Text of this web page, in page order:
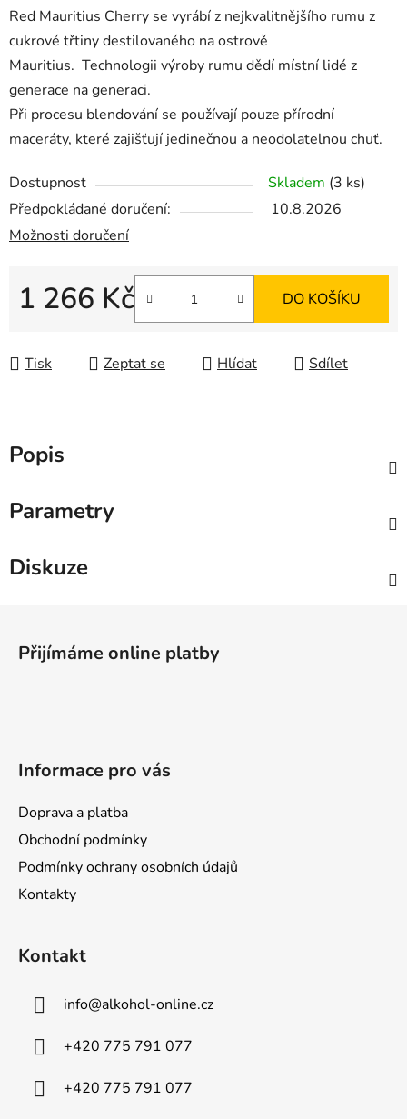
Red Mauritius Cherry se vyrábí z nejkvalitnějšího rumu z
cukrové třtiny destilovaného na ostrově
Mauritius. Technologii výroby rumu dědí místní lidé z
generace na generaci.
Při procesu blendování se používají pouze přírodní
maceráty, které zajišťují jedinečnou a neodolatelnou chuť.
Dostupnost Skladem (3 ks)
Předpokládané doručení:
10.8.2026
Možnosti doručení
1 266 Kč DO KOŠÍKU
Tisk Zeptat se Hlídat Sdílet
Popis
Parametry
Diskuze
Přijímáme online platby
Informace pro vás
Doprava a platba
Obchodní podmínky
Podmínky ochrany osobních údajů
Kontakty
Kontakt
info@alkohol-online.cz
+420 775 791 077
+420 775 791 077